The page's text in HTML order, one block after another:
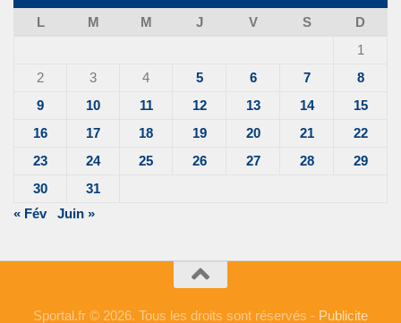
L
M M J V S
D
1
2
3 4 5 6 7
8
9
10 11 12 13 14
15
16
17 18 19 20 21
22
23
24 25 26 27 28
29
30
31
« Fév
Juin »
Sportal.fr © 2026. Tous les droits sont réservés - Publicite